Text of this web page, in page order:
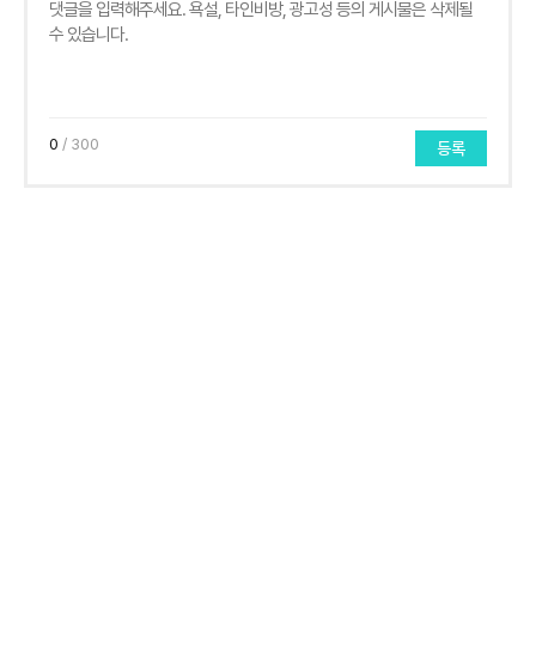
0 / 300 등록